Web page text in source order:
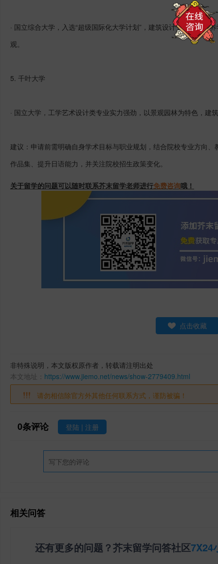
· 国立综合大学，入选“超级国际化大学计划”，建筑设计专业注重培
观。
5. 千叶大学
· 国立大学，工学艺术设计类专业实力强劲，以景观园林为特色，建
建议：申请前需明确自身学术目标与职业规划，结合院校专业方向
作品集、提升日语能力，并关注院校招生政策变化。
关于留学的问题可以随时联系芥末留学老师进行免费咨询 哦！
点击收藏
非特殊说明，本文版权原作者，转载请注明出处
本文地址： https://www.jiemo.net/news/show-2779409.html
请勿相信除官方外其他任何联系方式，谨防被骗！
0条评论 登陆 | 注册
相关问答
还有更多的问题？芥末留学问答社区7X24